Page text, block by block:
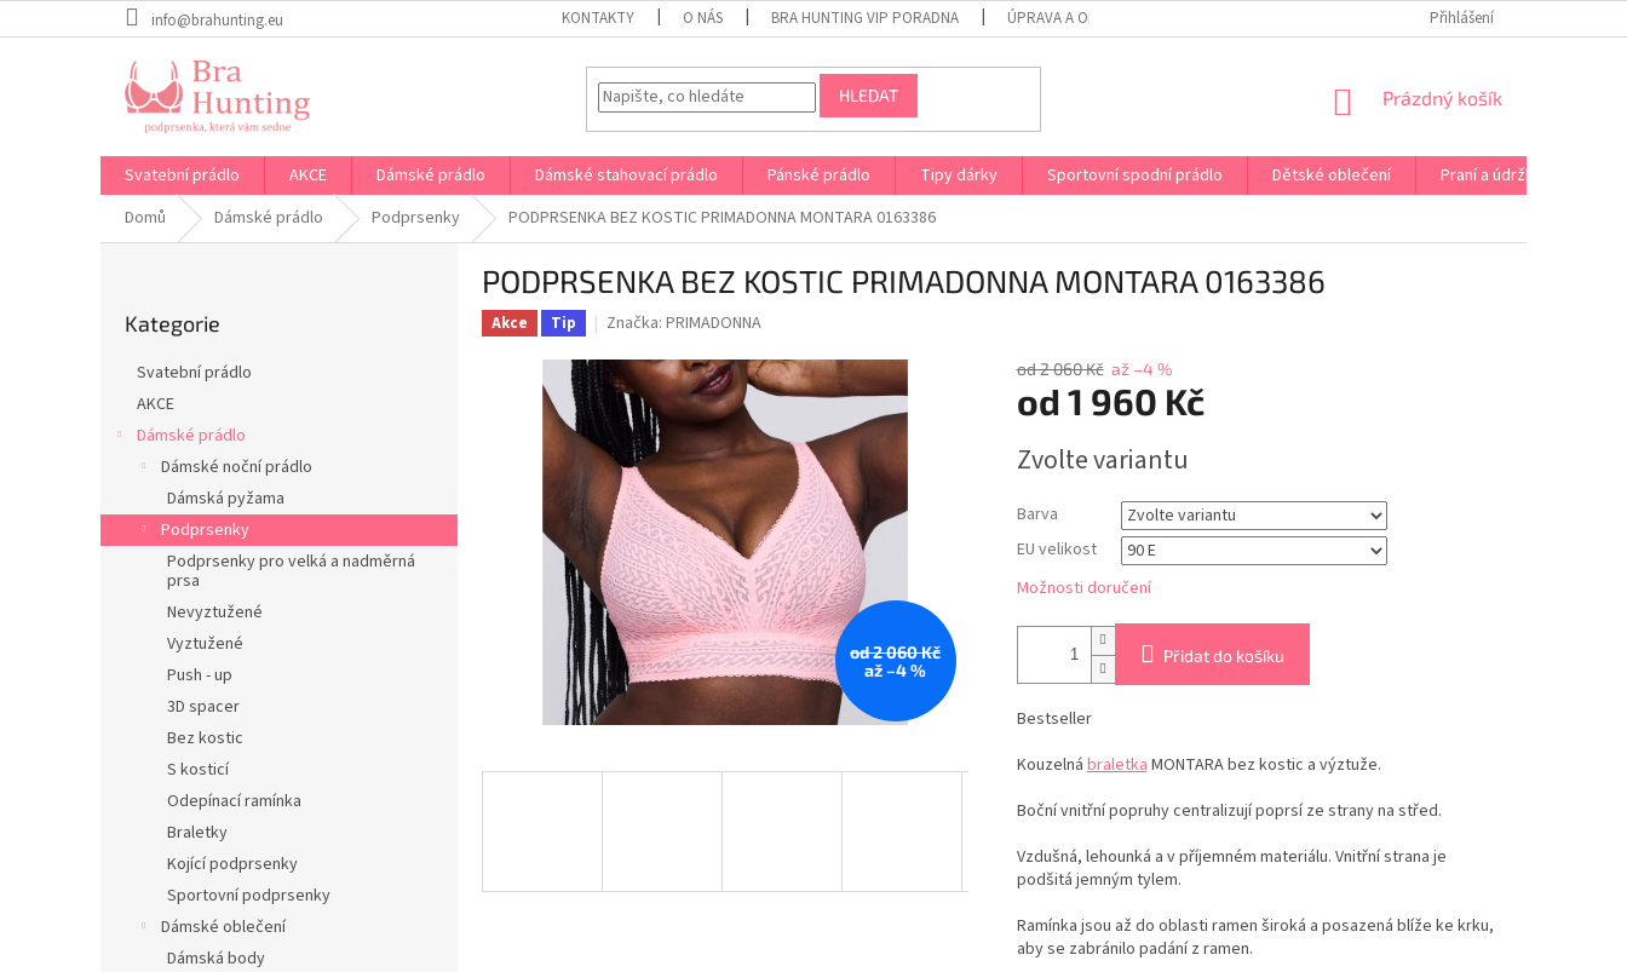
na
info@brahunting.eu KONTAKTY O NÁS BRA HUNTING VIP PORADNA ÚPRAVA A OPRAVA PRÁDLA NA MÍRU DOPRAVA A PLATBA ČR A EU
Přihlášení
HLEDAT
NÁKUPNÍ
Prázdný košík
Svatební prádlo AKCE Dámské prádlo Dámské stahovací prádlo Pánské prádlo Tipy dárky Sportovní spodní prádlo Dětské oblečení Praní a údržba
Domů
Dámské prádlo Podprsenky PODPRSENKA BEZ KOSTIC PRIMADONNA MONTARA 0163386
a
n
kategorie
Kategorie
Svatební prádlo
AKCE
Dámské prádlo
Dámské noční prádlo
Dámská pyžama
Podprsenky
Podprsenky pro velká a nadměrná
prsa
Nevyztužené
Vyztužené
Push - up
3D spacer
Bez kostic
S kosticí
Odepínací ramínka
Braletky
Kojící podprsenky
Sportovní podprsenky
Dámské oblečení
Dámská body
PODPRSENKA BEZ KOSTIC PRIMADONNA MONTARA 0163386
Akce Tip Značka: PRIMADONNA
od 2 060 Kč
až –4 %
od 2 060 Kč až –4 %
od 1 960 Kč
cena:
Zvolte variantu
Barva
EU velikost
Možnosti doručení
Přidat do košíku
Bestseller
KouzelnábraletkaMONTARA bez kostic a výztuže.
Boční vnitřní popruhy centralizují poprsí ze strany na střed.
Vzdušná, lehounká a v příjemném materiálu. Vnitřní strana je
podšitá jemným tylem.
Ramínka jsou až do oblasti ramen široká a posazená blíže ke krku,
aby se zabránilo padání z ramen.